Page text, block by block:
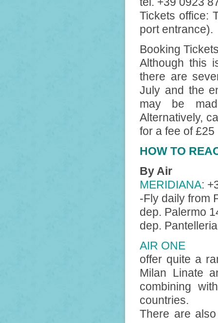
Tickets office:
port entrance).
Booking
Although this
there are
July and the
may be
Alternatively,
for a fee of
HOW TO
By Air
MERIDIANA:
-Fly daily from
dep. Palermo
dep.
AIR ONE
offer quite a
Milan Linate
combining
countries.
There are